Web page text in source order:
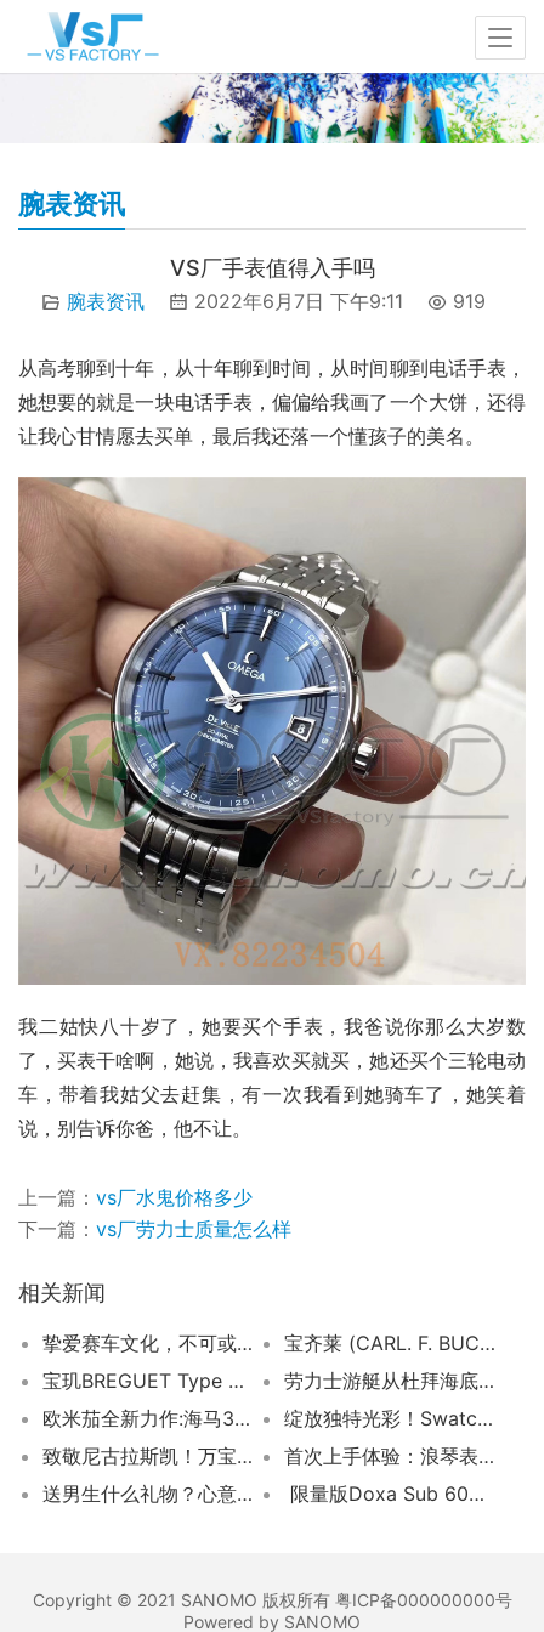
腕表资讯
VS厂手表值得入手吗
腕表资讯 2022年6月7日 下午9:11 919
从高考聊到十年，从十年聊到时间，从时间聊到电话手表，
她想要的就是一块电话手表，偏偏给我画了一个大饼，还得
让我心甘情愿去买单，最后我还落一个懂孩子的美名。
我二姑快八十岁了，她要买个手表，我爸说你那么大岁数
了，买表干啥啊，她说，我喜欢买就买，她还买个三轮电动
车，带着我姑父去赶集，有一次我看到她骑车了，她笑着
说，别告诉你爸，他不让。
上一篇： vs厂水鬼价格多少
下一篇： vs厂劳力士质量怎么样
相关新闻
挚爱赛车文化，不可或缺的佩戴之选！卡莱拉系列保时捷Chronosprint计时码表6万8！
宝齐莱 (CARL. F. BUCHERER) 传承系列瑞士官方天文台认证腕表 荣膺Capital Watch Award 2023大奖
宝玑BREGUET Type XXI 3810 2.0打造不凡飞行之旅！
劳力士游艇从杜拜海底冒险归来，人民保姆难为之最终大功告成！
欧米茄全新力作:海马300米潜水表金属款,演绎钛与青铜金的传奇交响
绽放独特光彩！Swatch COLOURSHIFT腕表耀眼亮相《经济学人》175周年庆
致敬尼古拉斯凯！万宝龙推出全新计时码表震撼登场！
首次上手体验：浪琴表Hydroconquest GMT腕表
送男生什么礼物？心意很重要
限量版Doxa Sub 600T，致敬太平洋豪情
Copyright © 2021 SANOMO 版权所有 粤ICP备000000000号
Powered by SANOMO